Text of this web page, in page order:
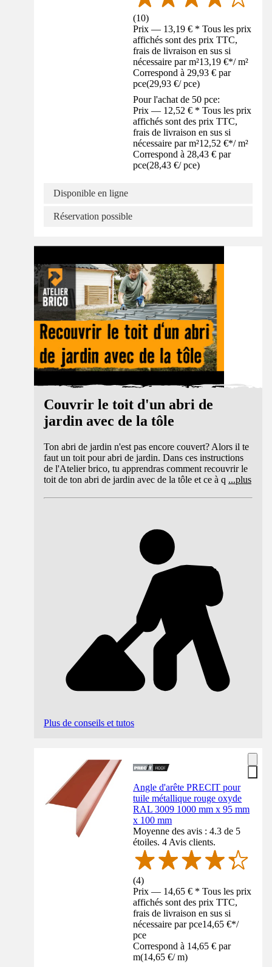
(10)
Prix — 13,19 € * Tous les prix
affichés sont des prix TTC,
frais de livraison en sus si
nécessaire par m²13,19 €*/ m²
Correspond à 29,93 € par
pce(29,93 €/ pce)
Pour l'achat de 50 pce:
Prix — 12,52 € * Tous les prix
affichés sont des prix TTC,
frais de livraison en sus si
nécessaire par m²12,52 €*/ m²
Correspond à 28,43 € par
pce(28,43 €/ pce)
Disponible en ligne
Réservation possible
Couvrir le toit d'un abri de
jardin avec de la tôle
Ton abri de jardin n'est pas encore couvert? Alors il te
faut un toit pour abri de jardin. Dans ces instructions
de l'Atelier brico, tu apprendras comment recouvrir le
toit de ton abri de jardin avec de la tôle et ce à q ...plus
Plus de conseils et tutos
Angle d'arête PRECIT pour
tuile métallique rouge oxyde
RAL 3009 1000 mm x 95 mm
x 100 mm
Moyenne des avis : 4.3 de 5
étoiles. 4 Avis clients.
(4)
Prix — 14,65 € * Tous les prix
affichés sont des prix TTC,
frais de livraison en sus si
nécessaire par pce14,65 €*/
pce
Correspond à 14,65 € par
m(14,65 €/ m)